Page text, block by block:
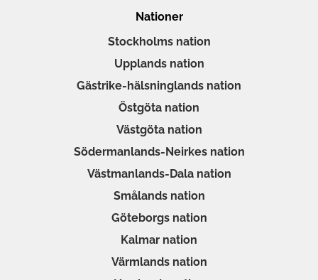
Nationer
Stockholms nation
Upplands nation
Gästrike-hälsninglands nation
Östgöta nation
Västgöta nation
Södermanlands-Neirkes nation
Västmanlands-Dala nation
Smålands nation
Göteborgs nation
Kalmar nation
Värmlands nation